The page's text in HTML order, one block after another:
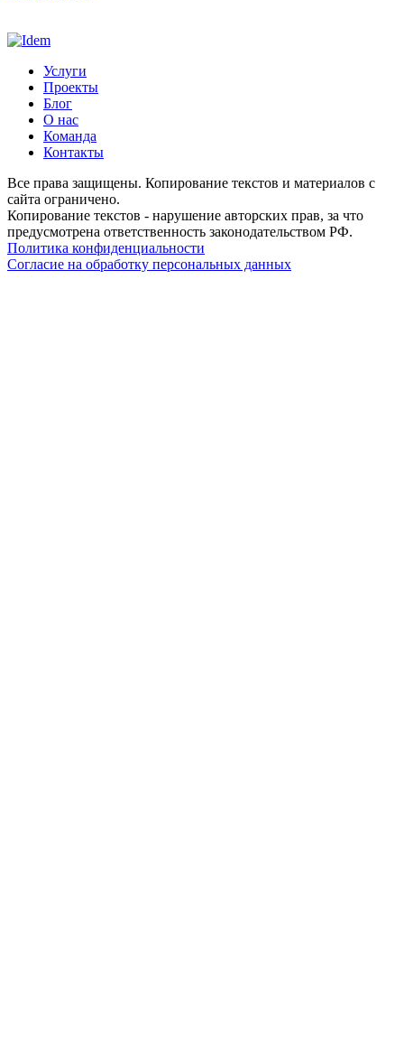
Услуги
Проекты
Блог
О нас
Команда
Контакты
Все права защищены. Копирование текстов и материалов с
сайта ограничено.
Копирование текстов - нарушение авторских прав, за что
предусмотрена ответственность законодательством РФ.
Политика конфиденциальности
Согласие на обработку персональных данных